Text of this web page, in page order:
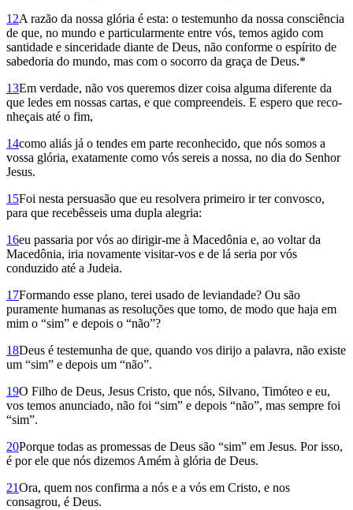
12A razão da nossa glória é esta: o testemunho da nossa consciência
de que, no mundo e particularmente entre vós, temos agido com
santidade e sinceridade diante de Deus, não conforme o espírito de
sabedoria do mundo, mas com o socorro da graça de Deus.*
13Em verdade, não vos queremos dizer coisa alguma diferente da
que ledes em nossas cartas, e que compreendeis. E espero que reco­
nheçais até o fim,
14como aliás já o tendes em parte reconhecido, que nós somos a
vossa glória, exatamente como vós sereis a nossa, no dia do Senhor
Jesus.
15Foi nesta persuasão que eu resolvera primeiro ir ter convosco,
para que recebêsseis uma dupla alegria:
16eu passaria por vós ao dirigir-me à Macedônia e, ao voltar da
Macedônia, iria novamente visitar-vos e de lá seria por vós
conduzido até a Judeia.
17Formando esse plano, terei usado de leviandade? Ou são
puramente humanas as resoluções que tomo, de modo que haja em
mim o “sim” e depois o “não”?
18Deus é testemunha de que, quando vos dirijo a palavra, não existe
um “sim” e depois um “não”.
19O Filho de Deus, Jesus Cristo, que nós, Silvano, Timóteo e eu,
vos temos anunciado, não foi “sim” e depois “não”, mas sempre foi
“sim”.
20Porque todas as promessas de Deus são “sim” em Jesus. Por isso,
é por ele que nós dizemos Amém à glória de Deus.
21Ora, quem nos confirma a nós e a vós em Cristo, e nos
consagrou, é Deus.